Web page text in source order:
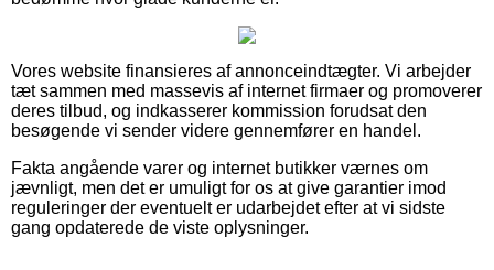
Vores website finansieres af annonceindtægter. Vi arbejder
tæt sammen med massevis af internet firmaer og promoverer
deres tilbud, og indkasserer kommission forudsat den
besøgende vi sender videre gennemfører en handel.
Fakta angående varer og internet butikker værnes om
jævnligt, men det er umuligt for os at give garantier imod
reguleringer der eventuelt er udarbejdet efter at vi sidste
gang opdaterede de viste oplysninger.